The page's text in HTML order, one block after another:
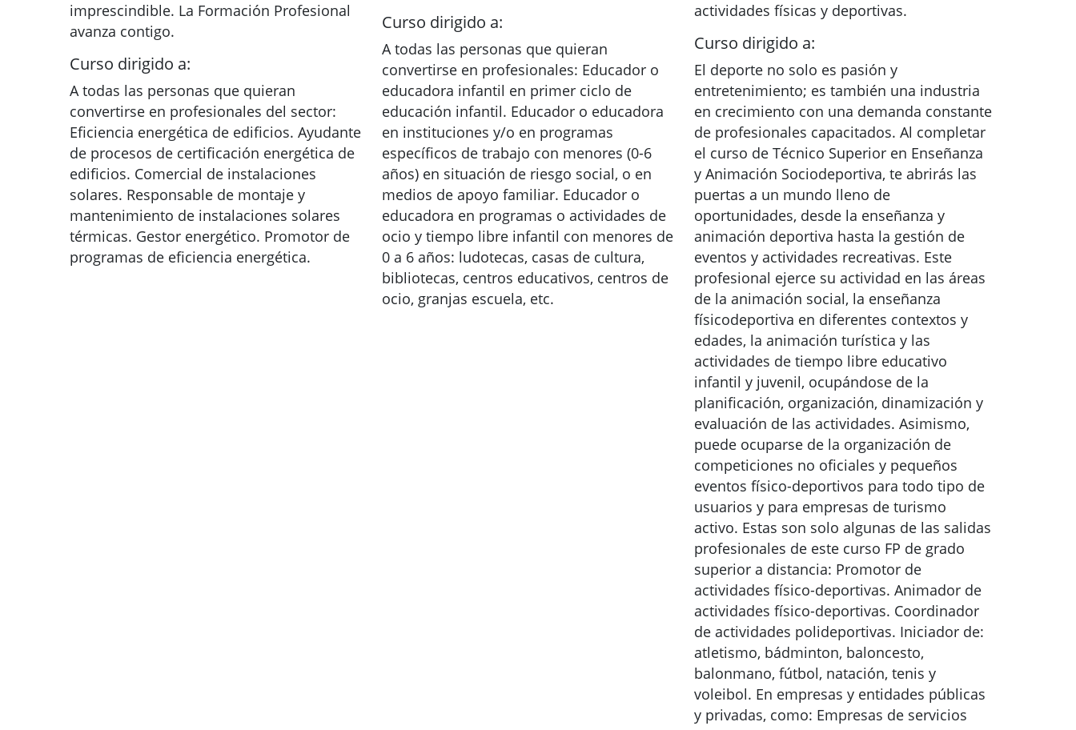
imprescindible. La Formación Profesional
avanza contigo.
Curso dirigido a:
A todas las personas que quieran
convertirse en profesionales del sector:
Eficiencia energética de edificios. Ayudante
de procesos de certificación energética de
edificios. Comercial de instalaciones
solares. Responsable de montaje y
mantenimiento de instalaciones solares
térmicas. Gestor energético. Promotor de
programas de eficiencia energética.
Curso dirigido a:
A todas las personas que quieran
convertirse en profesionales: Educador o
educadora infantil en primer ciclo de
educación infantil. Educador o educadora
en instituciones y/o en programas
específicos de trabajo con menores (0-6
años) en situación de riesgo social, o en
medios de apoyo familiar. Educador o
educadora en programas o actividades de
ocio y tiempo libre infantil con menores de
0 a 6 años: ludotecas, casas de cultura,
bibliotecas, centros educativos, centros de
ocio, granjas escuela, etc.
actividades físicas y deportivas.
Curso dirigido a:
El deporte no solo es pasión y
entretenimiento; es también una industria
en crecimiento con una demanda constante
de profesionales capacitados. Al completar
el curso de Técnico Superior en Enseñanza
y Animación Sociodeportiva, te abrirás las
puertas a un mundo lleno de
oportunidades, desde la enseñanza y
animación deportiva hasta la gestión de
eventos y actividades recreativas. Este
profesional ejerce su actividad en las áreas
de la animación social, la enseñanza
físicodeportiva en diferentes contextos y
edades, la animación turística y las
actividades de tiempo libre educativo
infantil y juvenil, ocupándose de la
planificación, organización, dinamización y
evaluación de las actividades. Asimismo,
puede ocuparse de la organización de
competiciones no oficiales y pequeños
eventos físico-deportivos para todo tipo de
usuarios y para empresas de turismo
activo. Estas son solo algunas de las salidas
profesionales de este curso FP de grado
superior a distancia: Promotor de
actividades físico-deportivas. Animador de
actividades físico-deportivas. Coordinador
de actividades polideportivas. Iniciador de:
atletismo, bádminton, baloncesto,
balonmano, fútbol, natación, tenis y
voleibol. En empresas y entidades públicas
y privadas, como: Empresas de servicios